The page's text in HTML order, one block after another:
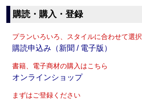
購読・購入・登録
プランいろいろ、スタイルに合わせて選択
購読申込み（新聞 / 電子版）
書籍、電子商材の購入はこちら
オンラインショップ
まずはご登録ください